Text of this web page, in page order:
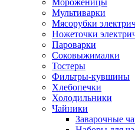
Мультиварки
Мясорубки
Ножеточки
Пароварки
Соковыжималки
Тостеры
Фильтры-кувшины
Хлебопечки
Холодильники
Чайники
Заварочные